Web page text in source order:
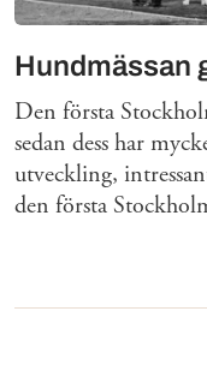
Hundmässan
Den första
sedan dess har
utveckling,
den första